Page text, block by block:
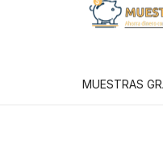
MUESTRAS